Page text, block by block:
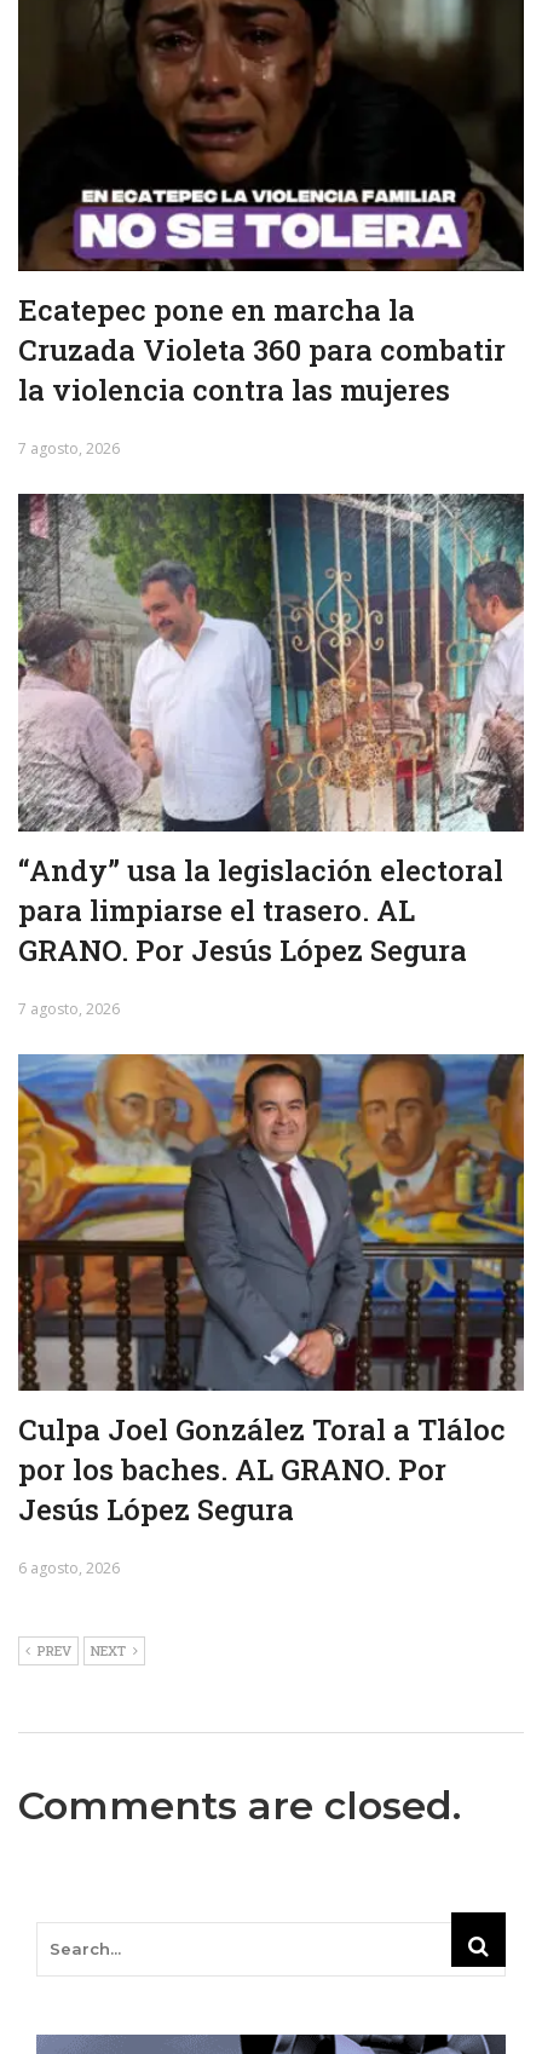
Ecatepec pone en marcha la
Cruzada Violeta 360 para combatir
la violencia contra las mujeres
7 agosto, 2026
“Andy” usa la legislación electoral
para limpiarse el trasero. AL
GRANO. Por Jesús López Segura
7 agosto, 2026
Culpa Joel González Toral a Tláloc
por los baches. AL GRANO. Por
Jesús López Segura
6 agosto, 2026
PREV NEXT
Comments are closed.